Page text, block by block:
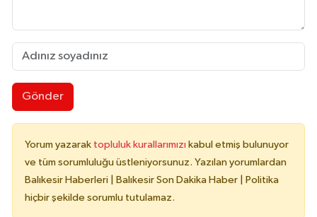
Gönder
Yorum yazarak topluluk kurallarımızı kabul etmiş bulunuyor
ve tüm sorumluluğu üstleniyorsunuz. Yazılan yorumlardan
Balıkesir Haberleri | Balıkesir Son Dakika Haber | Politika
hiçbir şekilde sorumlu tutulamaz.